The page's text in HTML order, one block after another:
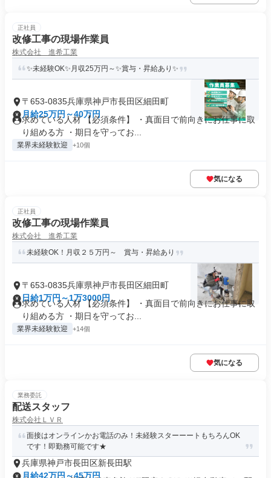
正社員
改修工事の現場作業員
株式会社 進希工業
✨未経験OK✨月収25万円～✨賞与・昇給あり✨
〒653-0835兵庫県神戸市長田区細田町
月給25万円～40万円
求めている人材 【必須条件】 ・真面目で前向きにお仕事に取
り組める方 ・期日を守ってお...
業界未経験歓迎 +10個
気になる
正社員
改修工事の現場作業員
株式会社 進希工業
未経験OK！月収２５万円～ 賞与・昇給あり
〒653-0835兵庫県神戸市長田区細田町
日給1万円～1万3000円
求めている人材 【必須条件】 ・真面目で前向きにお仕事に取
り組める方 ・期日を守ってお...
業界未経験歓迎 +14個
気になる
業務委託
配送スタッフ
株式会社ＬＶＲ
面接はオンラインかお電話のみ！未経験スターーートもちろんOK
です！即勤務可能です★
兵庫県神戸市長田区新長田駅
月給42万円～45万円